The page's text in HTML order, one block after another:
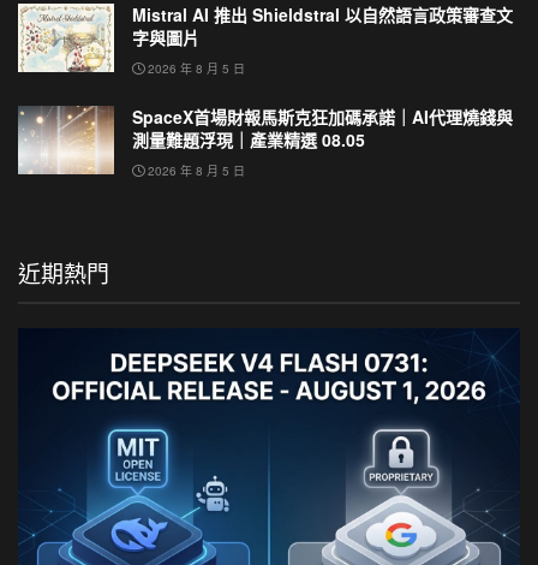
Mistral AI 推出 Shieldstral 以自然語言政策審查文
字與圖片
2026 年 8 月 5 日
SpaceX首場財報馬斯克狂加碼承諾｜AI代理燒錢與
測量難題浮現｜產業精選 08.05
2026 年 8 月 5 日
近期熱門